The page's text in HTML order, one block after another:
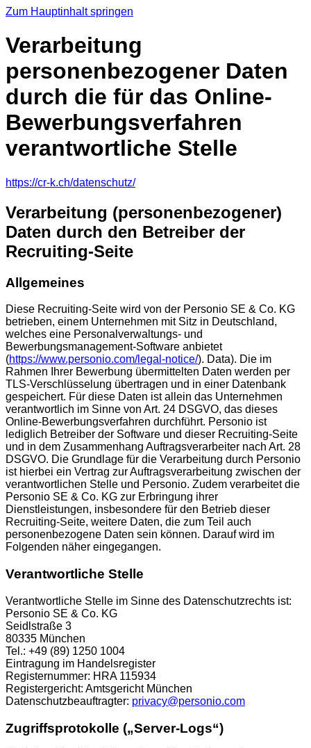
Zum Hauptinhalt springen
Verarbeitung
personenbezogener Daten
durch die für das Online-
Bewerbungsverfahren
verantwortliche Stelle
https://cr-k.ch/datenschutz/
Verarbeitung (personenbezogener)
Daten durch den Betreiber der
Recruiting-Seite
Allgemeines
Diese Recruiting-Seite wird von der Personio SE & Co. KG
betrieben, einem Unternehmen mit Sitz in Deutschland,
welches eine Personalverwaltungs- und
Bewerbungsmanagement-Software anbietet
(https://www.personio.com/legal-notice/). Data). Die im
Rahmen Ihrer Bewerbung übermittelten Daten werden per
TLS-Verschlüsselung übertragen und in einer Datenbank
gespeichert. Für diese Daten ist allein das Unternehmen
verantwortlich im Sinne von Art. 24 DSGVO, das dieses
Online-Bewerbungsverfahren durchführt. Personio ist
lediglich Betreiber der Software und dieser Recruiting-Seite
und in dem Zusammenhang Auftragsverarbeiter nach Art. 28
DSGVO. Die Grundlage für die Verarbeitung durch Personio
ist hierbei ein Vertrag zur Auftragsverarbeitung zwischen der
verantwortlichen Stelle und Personio. Zudem verarbeitet die
Personio SE & Co. KG zur Erbringung ihrer
Dienstleistungen, insbesondere für den Betrieb dieser
Recruiting-Seite, weitere Daten, die zum Teil auch
personenbezogene Daten sein können. Darauf wird im
Folgenden näher eingegangen.
Verantwortliche Stelle
Verantwortliche Stelle im Sinne des Datenschutzrechts ist:
Personio SE & Co. KG
Seidlstraße 3
80335 München
Tel.: +49 (89) 1250 1004
Eintragung im Handelsregister
Registernummer: HRA 115934
Registergericht: Amtsgericht München
Datenschutzbeauftragter: privacy@personio.com
Zugriffsprotokolle („Server-Logs“)